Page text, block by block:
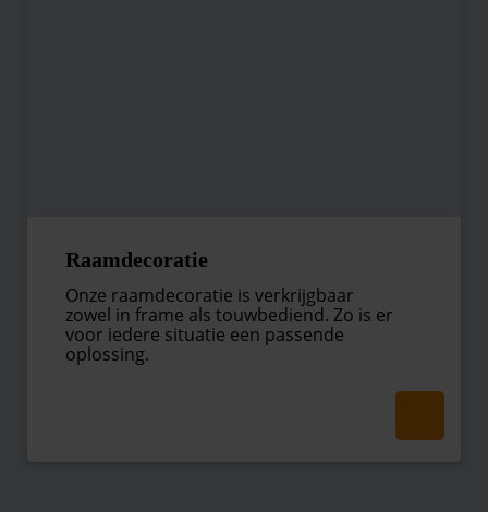
Raamdecoratie
Onze raamdecoratie is verkrijgbaar
zowel in frame als touwbediend. Zo is er
voor iedere situatie een passende
oplossing.